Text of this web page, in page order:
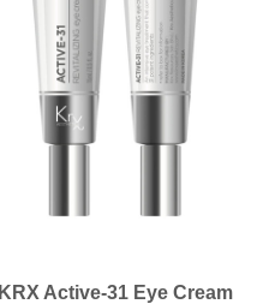
KRX Active-31 Eye Cream